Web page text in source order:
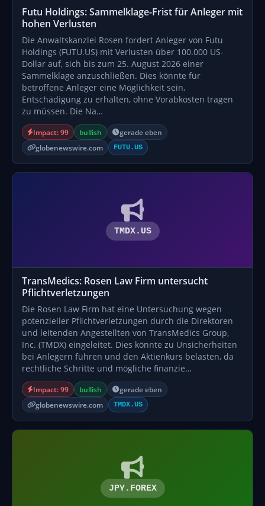
Futu Holdings: Sammelklage-Frist für Anleger mit
hohen Verlusten
Die Anwaltskanzlei Rosen fordert Anleger von Futu
Holdings (FUTU.US) mit Verlusten über 100.000 US-
Dollar auf, sich bis zum 25. August 2026 einer
Sammelklage anzuschließen. Dies könnte für
betroffene Anleger eine Möglichkeit sein,
Entschädigung zu erhalten, ohne Vorabkosten tragen
zu müssen. Die Na…
Impact: 99 bullish
gerade eben
globenewswire.com
FUTU.US
TMDX.US
TransMedics: Rosen Law Firm untersucht
Pflichtverletzungen
Die Rosen Law Firm hat eine Untersuchung wegen
potenzieller Pflichtverletzungen durch die Direktoren
und leitenden Angestellten von TransMedics Group,
Inc. (TMDX) eingeleitet. Dies könnte zu Unsicherheiten
bei Anlegern führen und den Aktienkurs belasten, da
rechtliche Schritte und mögliche finanzie…
Impact: 99 bullish
gerade eben
globenewswire.com
TMDX.US
JPY.FOREX